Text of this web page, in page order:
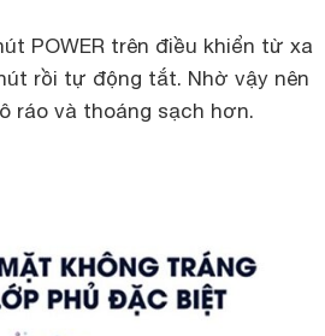
POWER trên điều khiển từ xa
rồi tự động tắt. Nhờ vậy nên
ráo và thoáng sạch hơn.